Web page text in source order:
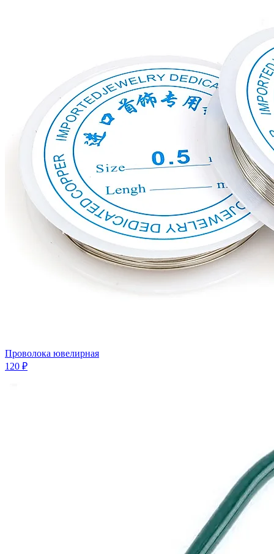
Проволока ювелирная
120 ₽